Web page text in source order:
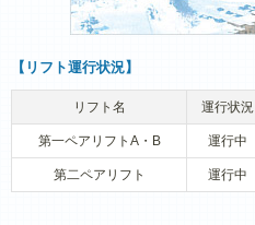
【リフト運行状況】
リフト名 運行状況
第一ペアリフトA・B 運行中
第二ペアリフト 運行中